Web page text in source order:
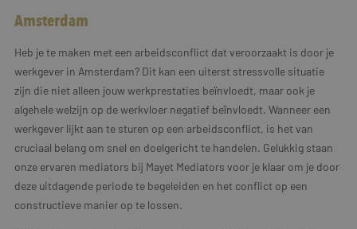
Amsterdam
Heb je te maken met een arbeidsconflict dat veroorzaakt is door je
werkgever in Amsterdam? Dit kan een uiterst stressvolle situatie
zijn die niet alleen jouw werkprestaties beïnvloedt, maar ook je
algehele welzijn op de werkvloer negatief beïnvloedt. Wanneer een
werkgever lijkt aan te sturen op een arbeidsconflict, is het van
cruciaal belang om snel en doelgericht te handelen. Gelukkig staan
onze ervaren mediators bij Mayet Mediators voor je klaar om je door
deze uitdagende periode te begeleiden en het conflict op een
constructieve manier op te lossen.